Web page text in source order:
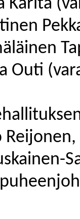
Karita
Outi